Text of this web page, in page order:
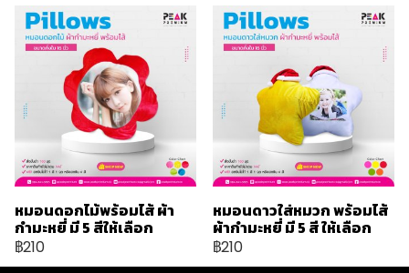
หมอนดอกไม้พร้อมไส้ ผ้า
กำมะหยี่ มี 5 สีให้เลือก
฿210
หมอนดาวใส่หมวก พร้อมไส้
ผ้ากำมะหยี่ มี 5 สี ให้เลือก
฿210